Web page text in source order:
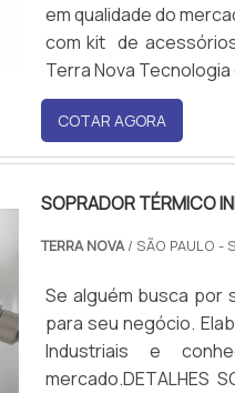
em qualidade do
com kit de
Terra Nova
COTAR AGORA
SOPRADOR TÉRMICO
TERRA NOVA/ SÃO PAULO -
Se alguém busca por
para seu negócio.
Industriais e
mercado.DETALHES